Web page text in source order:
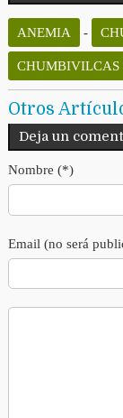
ANEMIA -
Otros
Deja un
Nombre (*)
Email (no será